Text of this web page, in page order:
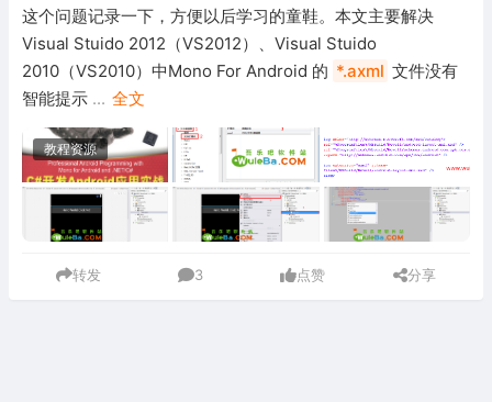
系统下载
系统工具
这个问题记录一下，方便以后学习的童鞋。本文主要解决
Visual Stuido 2012（VS2012）、Visual Stuido
2010（VS2010）中Mono For Android 的 *.axml 文件没有
智能提示 ... 全文
教程资源
转发 3 点赞 分享